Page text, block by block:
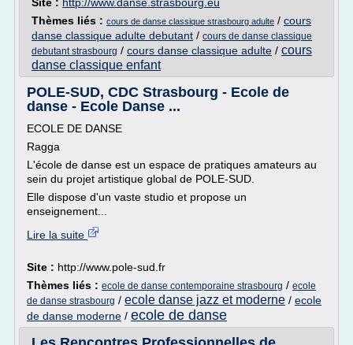
Thèmes liés : cours de danse classique strasbourg adulte / cours
danse classique adulte debutant / cours de danse classique
debutant strasbourg / cours danse classique adulte / cours
danse classique enfant
POLE-SUD, CDC Strasbourg - Ecole de
danse - Ecole Danse ...
ECOLE DE DANSE
Ragga
L'école de danse est un espace de pratiques amateurs au
sein du projet artistique global de POLE-SUD.
Elle dispose d'un vaste studio et propose un
enseignement...
Lire la suite
Site : http://www.pole-sud.fr
Thèmes liés : ecole de danse contemporaine strasbourg / ecole
de danse strasbourg / ecole danse jazz et moderne / ecole
de danse moderne / ecole de danse